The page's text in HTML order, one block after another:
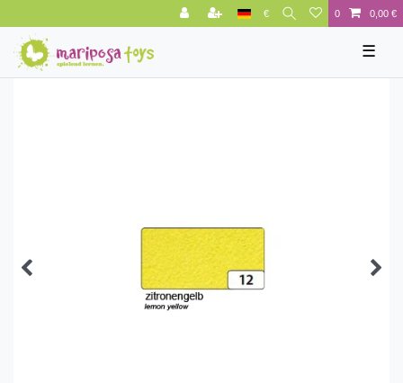
€ 0 0,00 €
☰